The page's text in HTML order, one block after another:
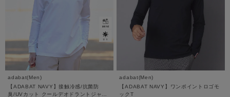
adabat(Men)
【ADABAT NAVY】接触冷感/抗菌防
臭/UVカット クールデオドラントジャー
adabat(Men)
【ADABAT NAVY】ワンポイントロゴモ
ックT